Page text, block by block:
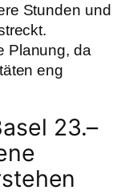
Stunden und
Planung, da
eng
23.–